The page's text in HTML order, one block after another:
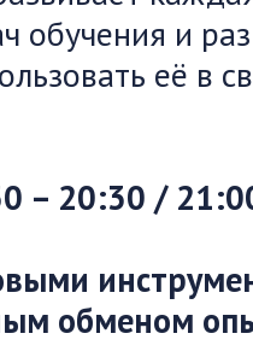
обучения и
её в
– 20:30 /
обменом